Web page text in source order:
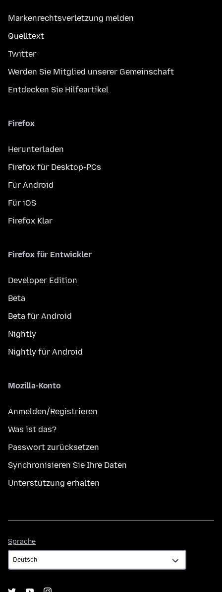
Markenrechtsverletzung melden
Quelltext
Twitter
Werden Sie Mitglied unserer Gemeinschaft
Entdecken Sie Hilfeartikel
Firefox
Herunterladen
Firefox für Desktop-PCs
Für Android
Für iOS
Firefox Klar
Firefox für Entwickler
Developer Edition
Beta
Beta für Android
Nightly
Nightly für Android
Mozilla-Konto
Anmelden/Registrieren
Was ist das?
Passwort zurücksetzen
Synchronisieren Sie Ihre Daten
Unterstützung erhalten
Sprache